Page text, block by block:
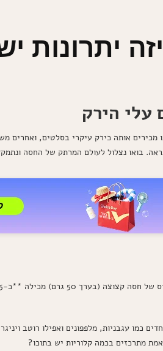
יתרונות
עלי הירק
אותה כירק עיקרי בסלטים, ואחרים
בואו נצלול לעולם המרתק של החסה
כמו עגבניות, מלפפונים ואפילו רוטב
מתרכזים בכמה קלוריות יש בתוכו?